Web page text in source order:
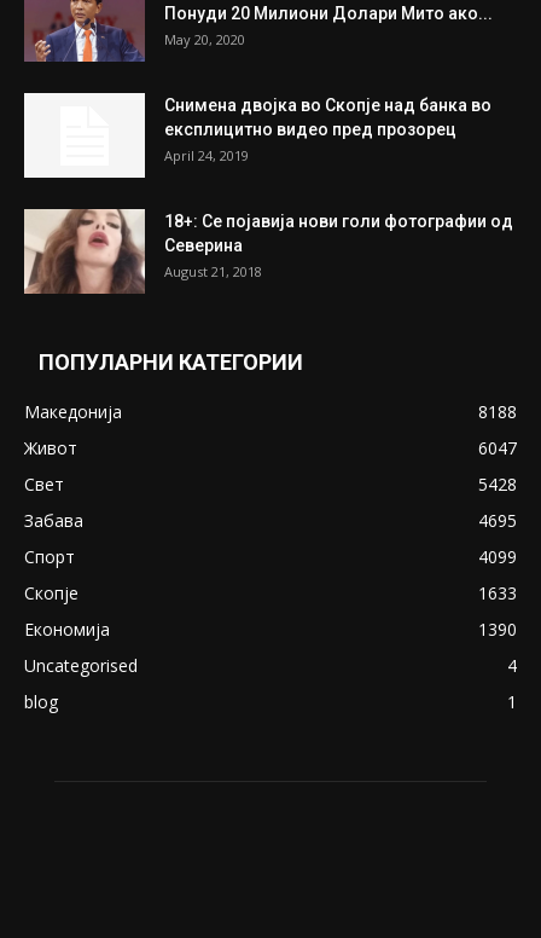
Понуди 20 Милиони Долари Мито ако...
May 20, 2020
Снимена двојка во Скопје над банка во
експлицитно видео пред прозорец
April 24, 2019
18+: Се појавија нови голи фотографии од
Северина
August 21, 2018
ПОПУЛАРНИ КАТЕГОРИИ
Македонија
8188
Живот
6047
Свет
5428
Забава
4695
Спорт
4099
Скопје
1633
Економија
1390
Uncategorised
4
blog
1